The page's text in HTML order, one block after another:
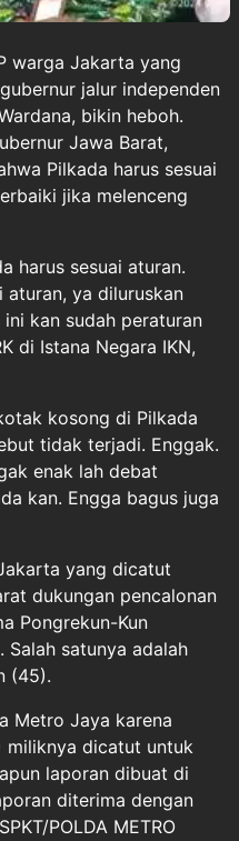
warga Jakarta yang
jalur independen
bikin heboh.
Jawa Barat,
Pilkada harus sesuai
jika melenceng
harus sesuai aturan.
aturan, ya diluruskan
kan sudah peraturan
di Istana Negara IKN,
kosong di Pilkada
tidak terjadi. Enggak.
enak lah debat
kan. Engga bagus juga
yang dicatut
dukungan pencalonan
Pongrekun-Kun
Salah satunya adalah
(45).
Metro Jaya karena
miliknya dicatut untuk
laporan dibuat di
diterima dengan
POLDA METRO